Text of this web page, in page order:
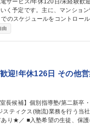
く予定です。主に、マンショ
のスケジュールをコントロー
/リモート可
由
迎!年休126日 その他
者との面談